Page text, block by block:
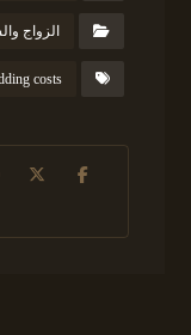
الزواج
costs